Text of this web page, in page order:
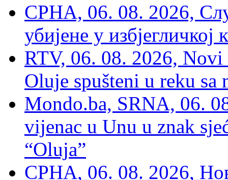
СРНА, 06. 08. 2026,
убијене у избјегличкој
RTV, 06. 08. 2026, Novi
Oluje spušteni u reku sa
Mondo.ba, SRNA, 06.
vijenac u Unu u znak
“Oluja”
СРНА, 06. 08. 2026,